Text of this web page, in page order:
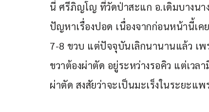
นี่ ศรีภิญโญ ที่วัดป่าสะแก อ.เดิมบางน
ปัญหาเรื่องปอด เนื่องจากก่อนหน้านี้เ
7-8 ขวบ แต่ปัจจุบันเลิกนานานแล้ว เ
ขวาต้องผ่าตัด อยู่ระหว่างรอคิว แต่เว
ผ่าตัด สงสัยว่าจะเป็นมะเร็งในระยะแ